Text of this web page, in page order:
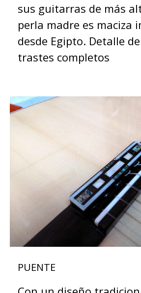
sus guitarras de más
perla madre es maciza
desde Egipto. Detalle
trastes completos
PUENTE